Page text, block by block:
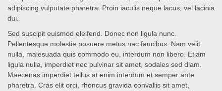
adipiscing vulputate pharetra. Proin iaculis neque lacus, vel lacinia
dui.
Sed suscipit euismod eleifend. Donec non ligula nunc.
Pellentesque molestie posuere metus nec faucibus. Nam velit
nulla, malesuada quis commodo eu, interdum non libero. Etiam
ligula nulla, imperdiet nec pulvinar sit amet, sodales sed diam.
Maecenas imperdiet tellus at enim interdum et semper ante
pharetra. Cras elit orci, rhoncus gravida convallis sit amet,